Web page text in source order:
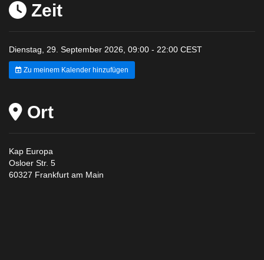
Zeit
Dienstag, 29. September 2026, 09:00 - 22:00 CEST
Zu meinem Kalender hinzufügen
Ort
Kap Europa
Osloer Str. 5
60327 Frankfurt am Main